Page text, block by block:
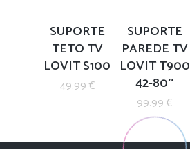
SUPORTE
TETO TV
LOVIT S100
49.99 €
SUPORTE
PAREDE TV
LOVIT T900
42-80″
99.99€